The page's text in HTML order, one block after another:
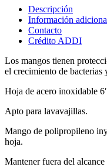
Compartir
Descripción
Información
Contacto
Crédito ADDI
Los mangos tienen
el crecimiento de bacterias
Hoja de acero inoxidable
Apto para lavavajillas.
Mango de polipropileno
hoja.
Mantener fuera del